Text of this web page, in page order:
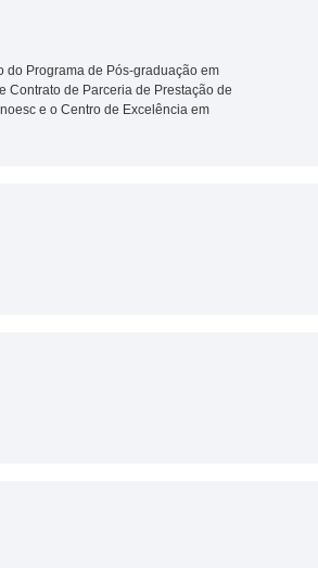
do Programa de Pós-graduação em
Contrato de Parceria de Prestação de
e o Centro de Excelência em